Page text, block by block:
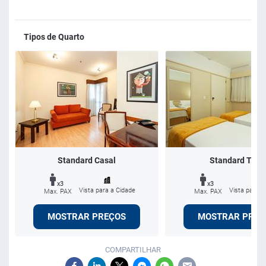
Tipos de Quarto
Standard Casal
x3
Max. PAX
Vista para a Cidade
MOSTRAR PREÇOS
Standard Twin
x3
Max. PAX
Vista para a
MOSTRAR
COMPARTILHAR